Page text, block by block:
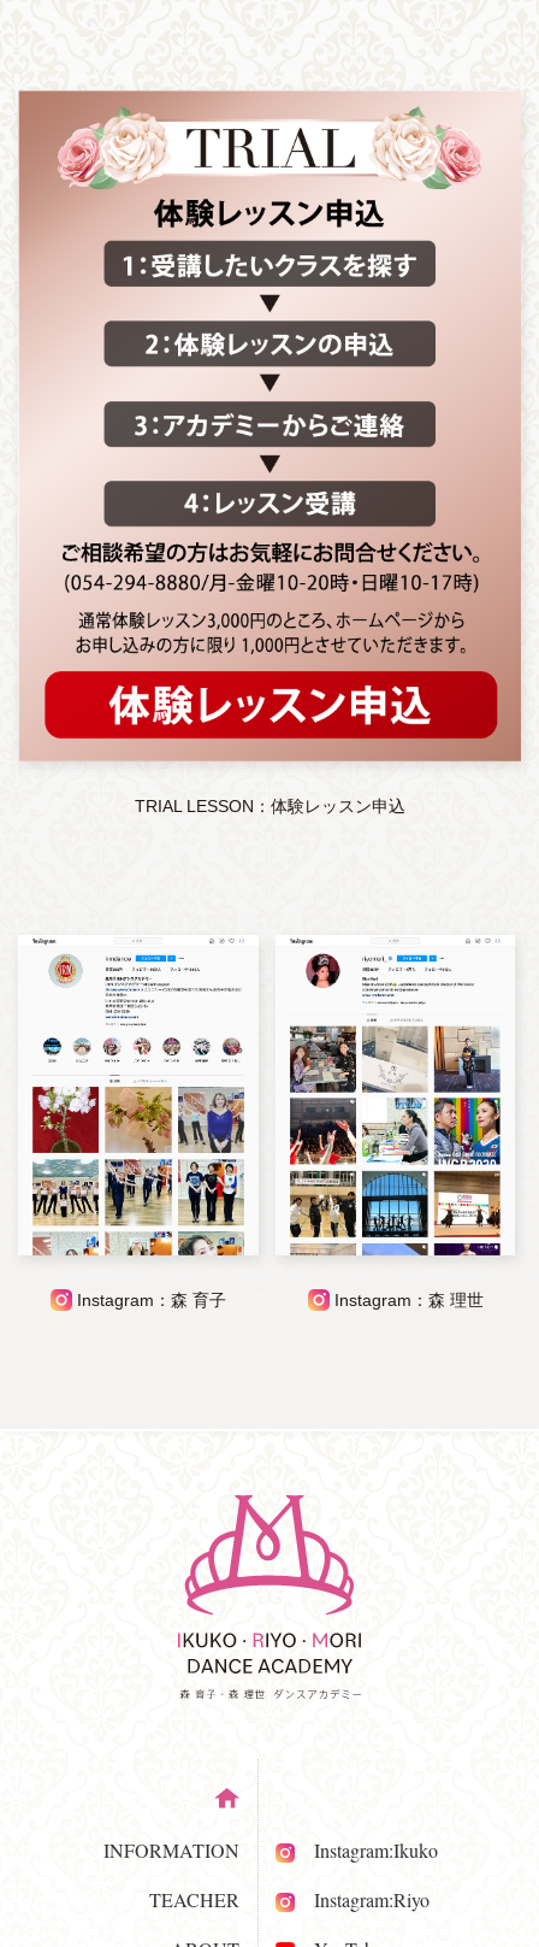
TRIAL LESSON：体験レッスン申込
Instagram：森 育子 Instagram：森 理世
INFORMATION
TEACHER
Instagram:Ikuko
Instagram:Riyo